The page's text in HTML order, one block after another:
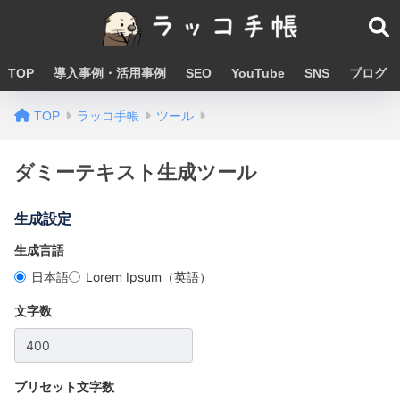
TOP 導入事例・活用事例 SEO YouTube SNS ブログ
TOP ラッコ手帳 ツール
ダミーテキスト生成ツール
生成設定
生成言語
日本語
Lorem Ipsum（英語）
文字数
プリセット文字数